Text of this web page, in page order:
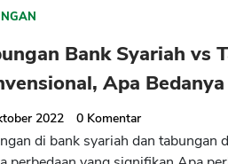
Bank Syariah vs
Apa Bedanya
2022 0 Komentar
di bank syariah dan tabungan